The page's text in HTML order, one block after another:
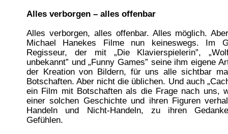
Alles verborgen – alles offenbar
Alles verborgen, alles offenbar. Alles möglich.
Michael Hanekes Filme nun keineswegs. Im
Regisseur, der mit „Die Klavierspielerin”,
unbekannt” und „Funny Games” seine ihm eigene
der Kreation von Bildern, für uns alle sichtbar
Botschaften. Aber nicht die üblichen. Und auch
ein Film mit Botschaften als die Frage nach uns,
einer solchen Geschichte und ihren Figuren
Handeln und Nicht-Handeln, zu ihren
Gefühlen.